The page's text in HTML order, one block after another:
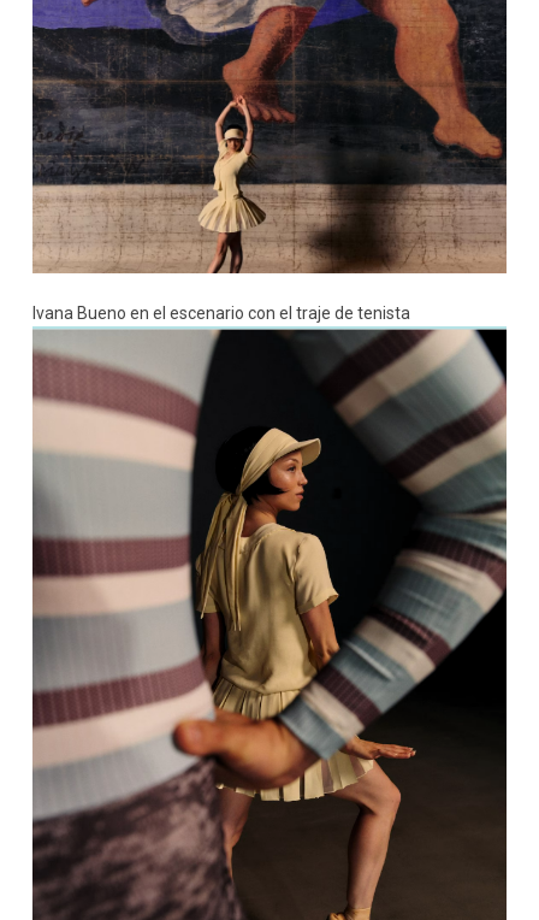
Ivana Bueno en el escenario con el traje de tenista